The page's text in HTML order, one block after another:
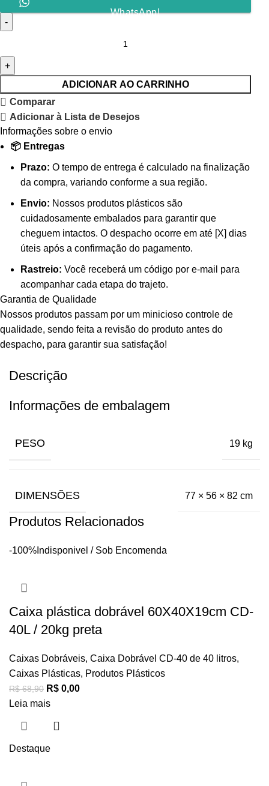
WhatsApp!
ADICIONAR AO CARRINHO
Comparar
Adicionar à Lista de Desejos
Informações sobre o envio
📦 Entregas
Prazo: O tempo de entrega é calculado na finalização
da compra, variando conforme a sua região.
Envio: Nossos produtos plásticos são
cuidadosamente embalados para garantir que
cheguem intactos. O despacho ocorre em até [X] dias
úteis após a confirmação do pagamento.
Rastreio: Você receberá um código por e-mail para
acompanhar cada etapa do trajeto.
Garantia de Qualidade
Nossos produtos passam por um minicioso controle de
qualidade, sendo feita a revisão do produto antes do
despacho, para garantir sua satisfação!
Descrição
Informações de embalagem
PESO 19 kg
DIMENSÕES 77 × 56 × 82 cm
Produtos Relacionados
-100% Indisponivel / Sob Encomenda
Caixa plástica dobrável 60X40X19cm CD-
40L / 20kg preta
Caixas Dobráveis, Caixa Dobrável CD-40 de 40 litros,
Caixas Plásticas, Produtos Plásticos
R$68,90 R$ 0,00
Leia mais
Destaque